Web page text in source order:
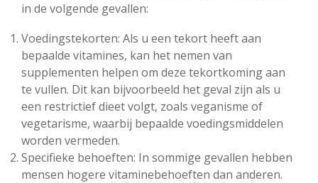
in de volgende gevallen:
Voedingstekorten: Als u een tekort heeft aan
bepaalde vitamines, kan het nemen van
supplementen helpen om deze tekortkoming aan
te vullen. Dit kan bijvoorbeeld het geval zijn als u
een restrictief dieet volgt, zoals veganisme of
vegetarisme, waarbij bepaalde voedingsmiddelen
worden vermeden.
Specifieke behoeften: In sommige gevallen hebben
mensen hogere vitaminebehoeften dan anderen.